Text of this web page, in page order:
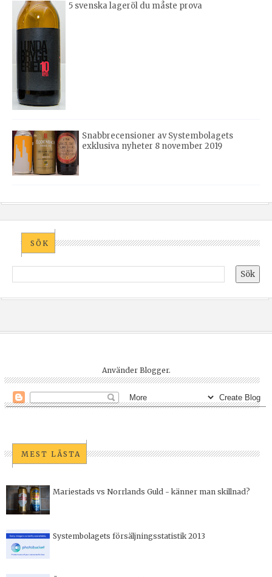
5 svenska lageröl du måste prova
Snabbrecensioner av Systembolagets
exklusiva nyheter 8 november 2019
SÖK
Använder Blogger.
MEST LÄSTA
Mariestads vs Norrlands Guld - känner man skillnad?
Systembolagets försäljningsstatistik 2013